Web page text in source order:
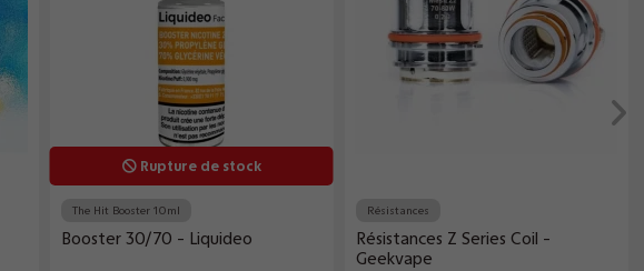
Rupture de stock
The Hit Booster 10ml
Booster 30/70 - Liquideo
Résistances
Résistances Z Series Coil -
Geekvape